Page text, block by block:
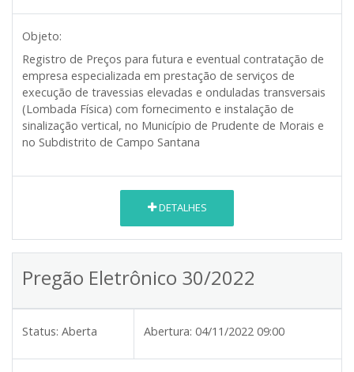
Objeto:
Registro de Preços para futura e eventual contratação de
empresa especializada em prestação de serviços de
execução de travessias elevadas e onduladas transversais
(Lombada Física) com fornecimento e instalação de
sinalização vertical, no Município de Prudente de Morais e
no Subdistrito de Campo Santana
DETALHES
Pregão Eletrônico 30/2022
Status: Aberta Abertura: 04/11/2022 09:00